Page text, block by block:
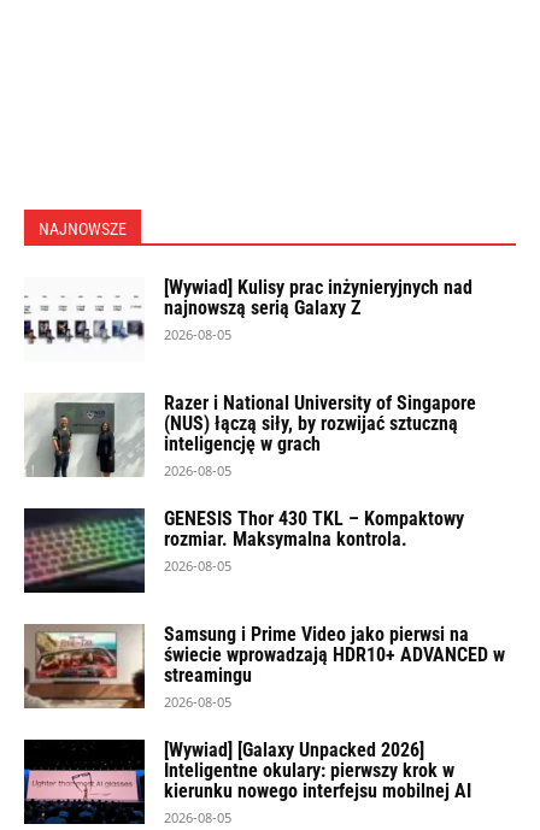
NAJNOWSZE
[Wywiad] Kulisy prac inżynieryjnych nad
najnowszą serią Galaxy Z
2026-08-05
Razer i National University of Singapore
(NUS) łączą siły, by rozwijać sztuczną
inteligencję w grach
2026-08-05
GENESIS Thor 430 TKL – Kompaktowy
rozmiar. Maksymalna kontrola.
2026-08-05
Samsung i Prime Video jako pierwsi na
świecie wprowadzają HDR10+ ADVANCED w
streamingu
2026-08-05
[Wywiad] [Galaxy Unpacked 2026]
Inteligentne okulary: pierwszy krok w
kierunku nowego interfejsu mobilnej AI
2026-08-05